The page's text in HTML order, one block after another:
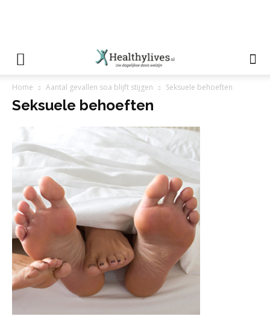
Home Aantal gevallen soa blijft stijgen Seksuele behoeften
Seksuele behoeften